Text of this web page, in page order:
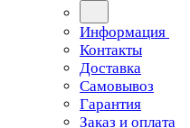
Информация
Контакты
Доставка
Самовывоз
Гарантия
Заказ и оплата